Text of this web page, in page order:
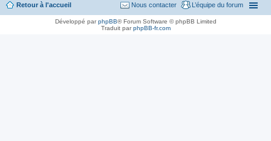
Retour à l'accueil L’équipe du forum
Nous contacter
Développé parphpBB® Forum Software © phpBB Limited
Traduit parphpBB-fr.com